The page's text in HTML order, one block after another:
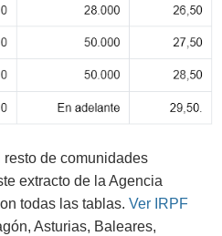
de comunidades
extracto de la Agencia
todas las tablas. Ver IRPF
Asturias, Baleares,